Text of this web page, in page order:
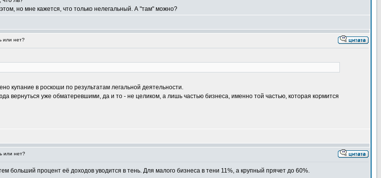
но мне кажется, что только нелегальный. А "там" можно?
или нет?
купание в роскоши по результатам легальной деятельности.
вернуться уже обматеревшими, да и то - не целиком, а лишь частью бизнеса, именно той частью, которая кормится
или нет?
больший процент её доходов уводится в тень. Для малого бизнеса в тени 11%, а крупный прячет до 60%.